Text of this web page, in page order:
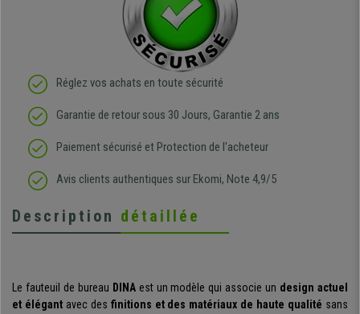
Réglez vos achats en toute sécurité
Garantie de retour sous 30 Jours, Garantie 2 ans
Paiement sécurisé et Protection de l'acheteur
Avis clients authentiques sur Ekomi, Note 4,9/5
Description détaillée
Le fauteuil de bureau DINAest un modèle qui associe un design actuel
et élégantavec des finitions et des matériaux de haute qualité sans